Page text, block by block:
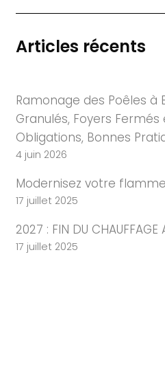
Articles récents
Ramonage des Poêles à
Granulés, Foyers
Obligations, Bonnes
4 juin 2026
Modernisez votre
17 juillet 2025
2027 : FIN DU CHAUFFAGE
17 juillet 2025